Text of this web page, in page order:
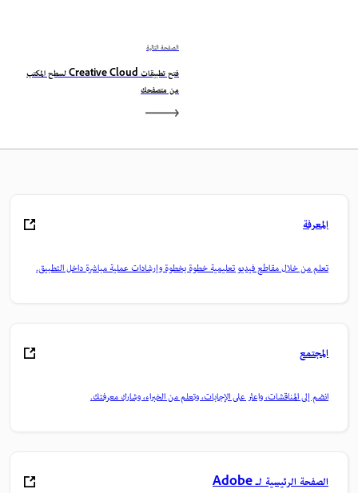
الصفحة التالية
فتح تطبيقات Creative Cloud لسطح المكتب
من متصفحك
المعرفة
تعلم من خلال مقاطع فيديو تعليمية خطوة بخطوة وإرشادات عملية مباشرة داخل التطبيق.
المجتمع
انضم إلى المناقشات، واعثر على الإجابات، وتعلم من الخبراء، وشارك معرفتك.
الصفحة الرئيسية لـ Adobe